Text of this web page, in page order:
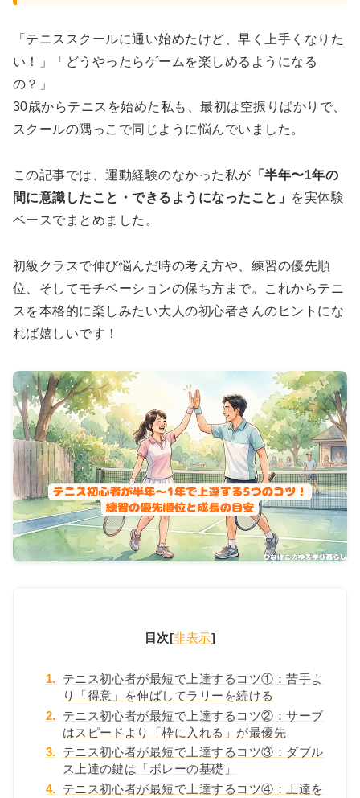
「テニススクールに通い始めたけど、早く上手くなりた
い！」「どうやったらゲームを楽しめるようになる
の？」
30歳からテニスを始めた私も、最初は空振りばかりで、
スクールの隅っこで同じように悩んでいました。
この記事では、運動経験のなかった私が 「半年〜1年の
間に意識したこと・できるようになったこと」
を実体験
ベースでまとめました。
初級クラスで伸び悩んだ時の考え方や、練習の優先順
位、そしてモチベーションの保ち方まで。これからテニ
スを本格的に楽しみたい大人の初心者さんのヒントにな
れば嬉しいです！
目次[非表示]
1. テニス初心者が最短で上達するコツ①：苦手よ
り「得意」を伸ばしてラリーを続ける
2. テニス初心者が最短で上達するコツ②：サーブ
はスピードより「枠に入れる」が最優先
3. テニス初心者が最短で上達するコツ③：ダブル
ス上達の鍵は「ボレーの基礎」
4. テニス初心者が最短で上達するコツ④：上達を